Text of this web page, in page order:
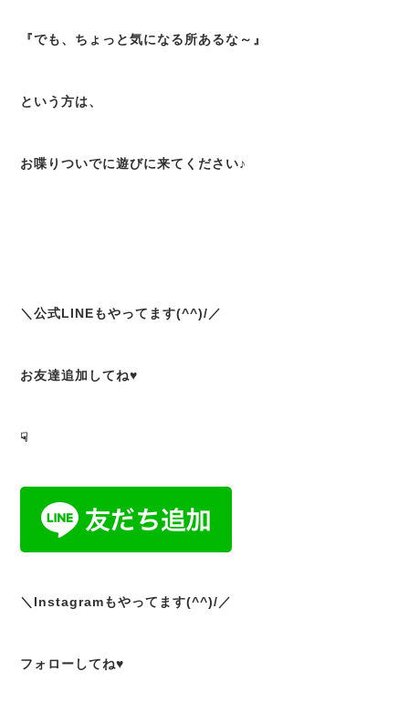
『でも、ちょっと気になる所あるな～』
という方は、
お喋りついでに遊びに来てください♪
＼公式LINEもやってます(^^)/／
お友達追加してね♥
☟
＼Instagramもやってます(^^)/／
フォローしてね♥